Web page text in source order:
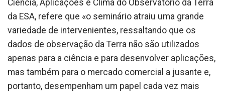
Ciência, Aplicações e Clima do Observatório da Terra
da ESA, refere que «o seminário atraiu uma grande
variedade de intervenientes, ressaltando que os
dados de observação da Terra não são utilizados
apenas para a ciência e para desenvolver aplicações,
mas também para o mercado comercial a jusante e,
portanto, desempenham um papel cada vez mais